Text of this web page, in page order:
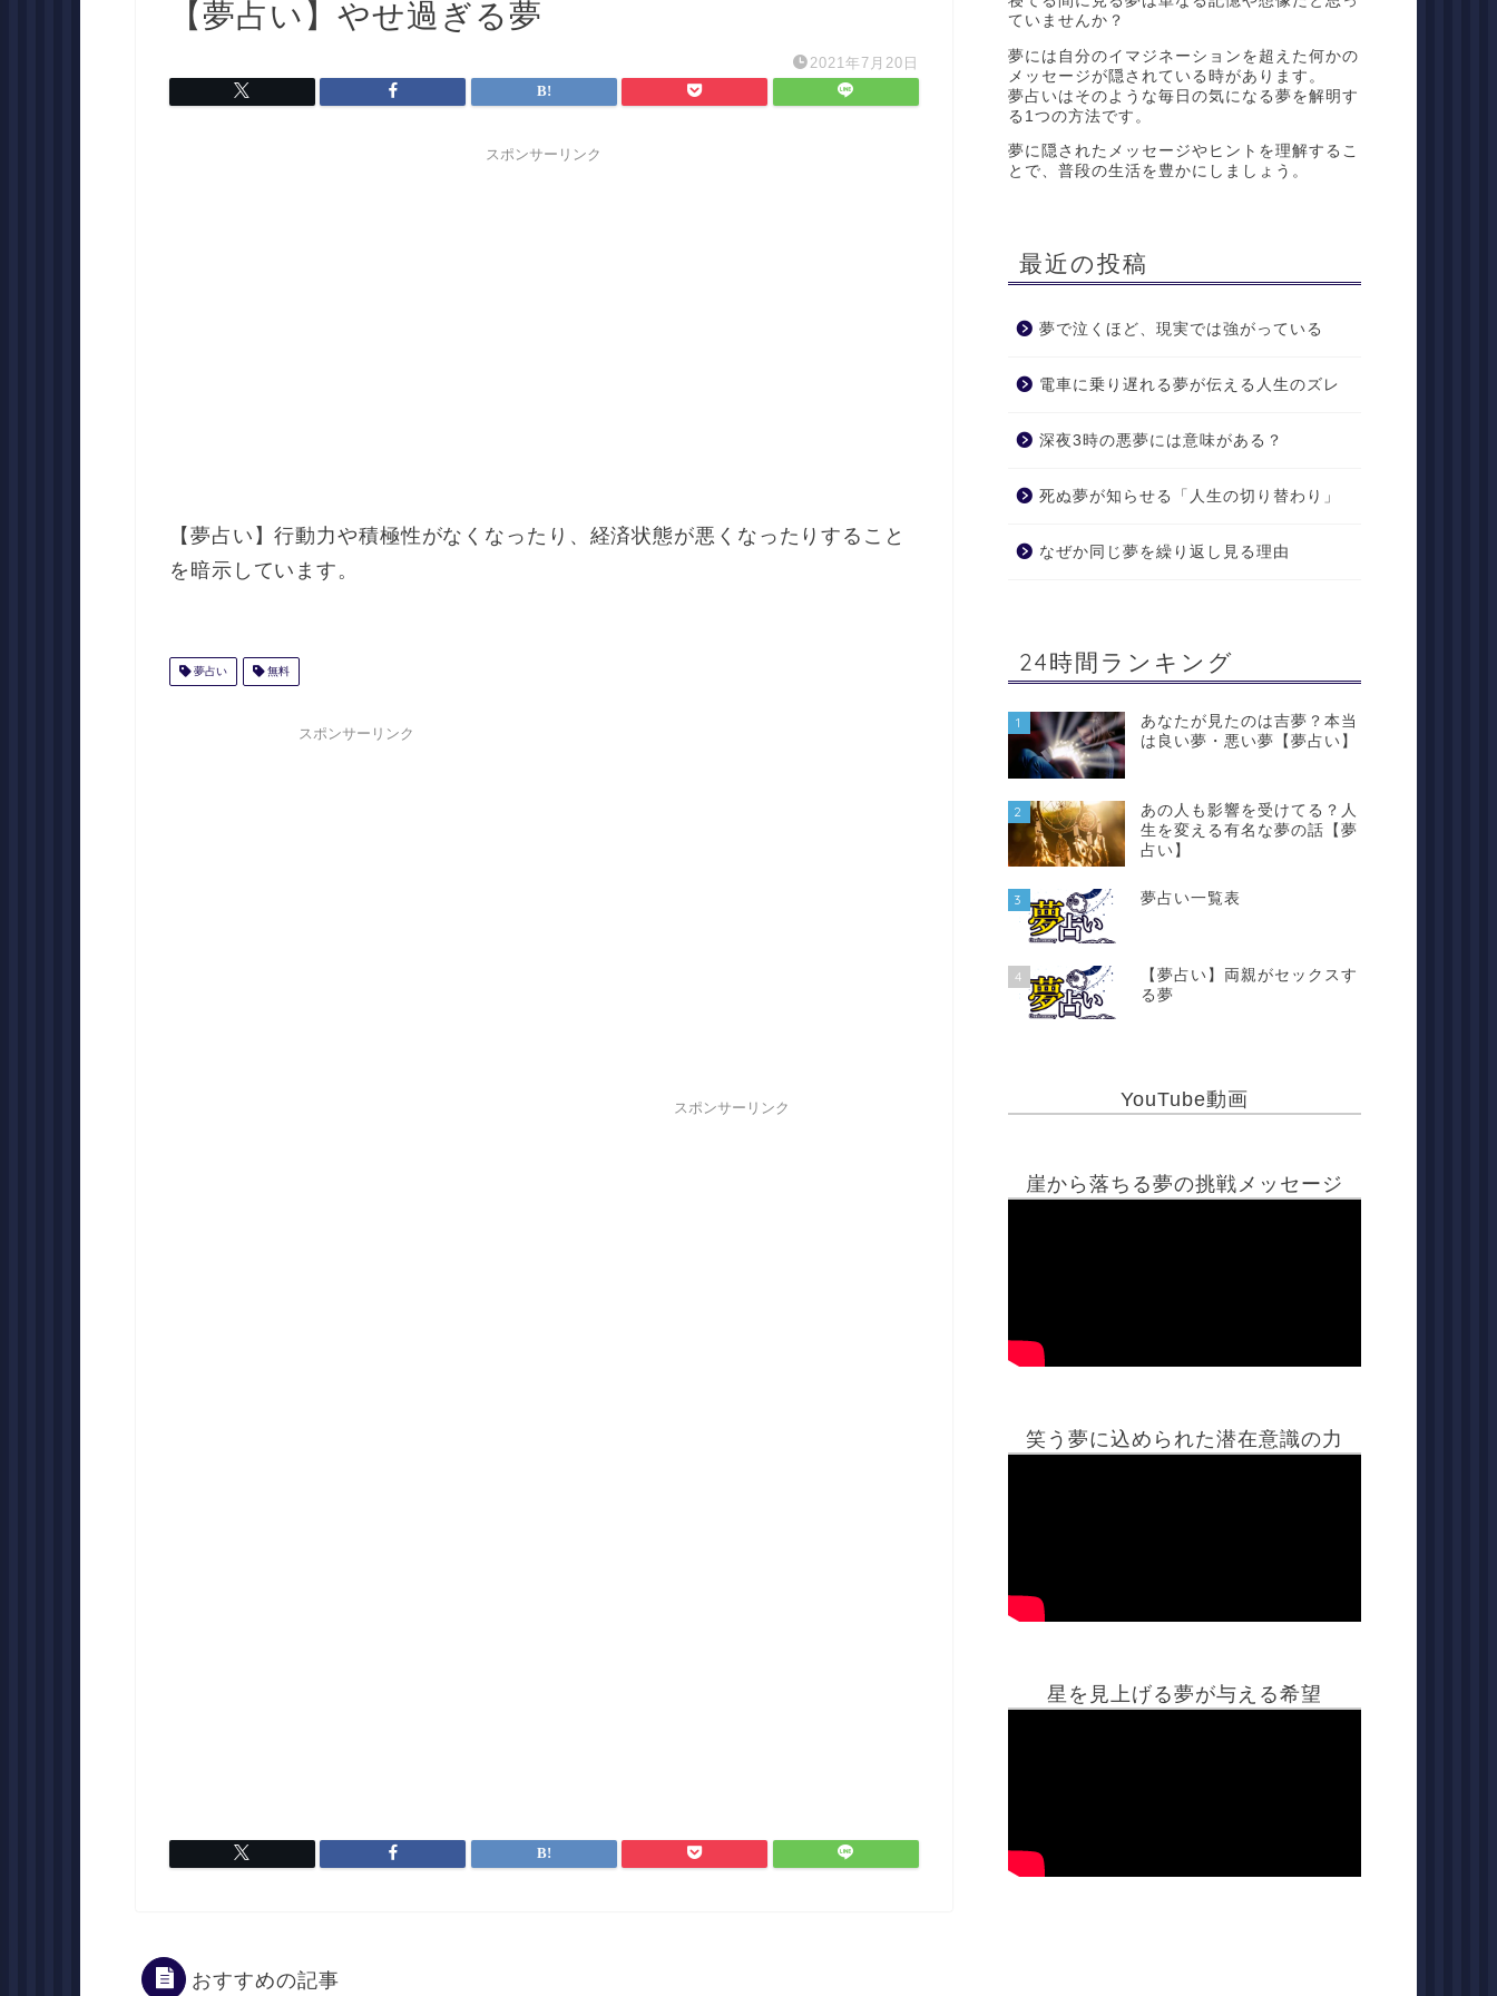
【夢占い】やせ過ぎる夢
2021年7月20日
スポンサーリンク
【夢占い】行動力や積極性がなくなったり、経済状態が悪くなったりすること
を暗示しています。
夢占い 無料
スポンサーリンク
スポンサーリンク
おすすめの記事
ていませんか？
夢には自分のイマジネーションを超えた何かの
メッセージが隠されている時があります。
夢占いはそのような毎日の気になる夢を解明す
る1つの方法です。
夢に隠されたメッセージやヒントを理解するこ
とで、普段の生活を豊かにしましょう。
最近の投稿
夢で泣くほど、現実では強がっている
電車に乗り遅れる夢が伝える人生のズレ
深夜3時の悪夢には意味がある？
死ぬ夢が知らせる「人生の切り替わり」
なぜか同じ夢を繰り返し見る理由
24時間ランキング
1
あなたが見たのは吉夢？本当
は良い夢・悪い夢【夢占い】
2
あの人も影響を受けてる？人
生を変える有名な夢の話【夢
占い】
3 夢占い一覧表
4
【夢占い】両親がセックスす
る夢
YouTube動画
崖から落ちる夢の挑戦メッセージ
笑う夢に込められた潜在意識の力
星を見上げる夢が与える希望